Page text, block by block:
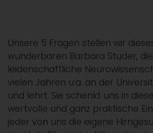
Unsere 5 Fragen stellen wir
wunderbaren Barbara Studer,
leidenschaftliche
vielen Jahren u.a. an der
und lehrt. Sie schenkt uns in
wertvolle und ganz praktische
jeder von uns die eigene